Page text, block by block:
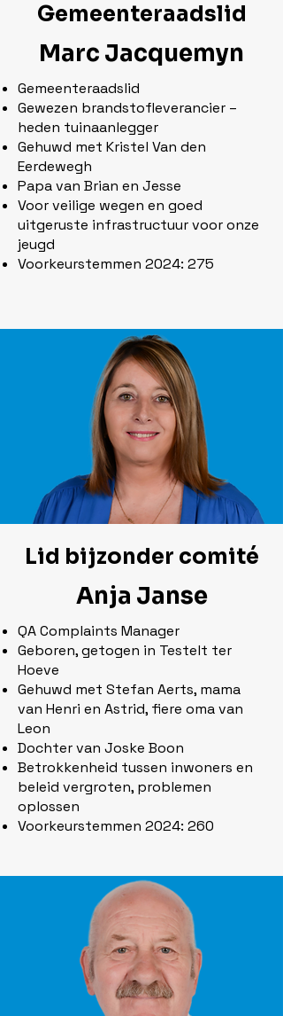
Gemeenteraadslid
Marc Jacquemyn
Gemeenteraadslid
Gewezen brandstofleverancier –
heden tuinaanlegger
Gehuwd met Kristel Van den
Eerdewegh
Papa van Brian en Jesse
Voor veilige wegen en goed
uitgeruste infrastructuur voor onze
jeugd
Voorkeurstemmen 2024: 275
Lid bijzonder comité
Anja Janse
QA Complaints Manager
Geboren, getogen in Testelt ter
Hoeve
Gehuwd met Stefan Aerts, mama
van Henri en Astrid, fiere oma van
Leon
Dochter van Joske Boon
Betrokkenheid tussen inwoners en
beleid vergroten, problemen
oplossen
Voorkeurstemmen 2024: 260